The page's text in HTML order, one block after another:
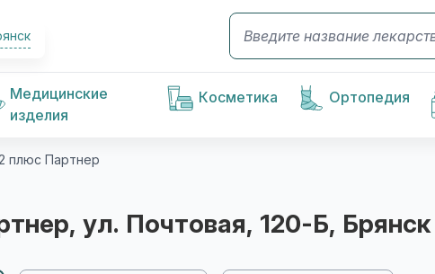
Медицинские
изделия
Косметика Ортопедия
плюс Партнер
, ул. Почтовая, 120-Б, Брянск